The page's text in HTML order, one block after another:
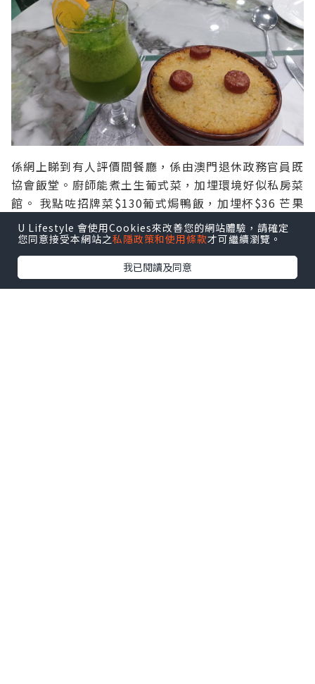
係網上睇到有人評價間餐廳，係由澳門退休政務官員既
協會飯堂。廚師能煮土生葡式菜，加埋環境好似私房菜
館。 我點咗招牌菜$130葡式焗鴨飯，加埋杯$36 芒果
特飲。總價$166。無服務費。全餐廳服務員都只會講英
文。間餐廳最後下單時間係晚上八時半。
U Lifestyle 會使用Cookies來改善您的網站體驗，請確定
您同意接受本網站之私隱政策和使用條款才可繼續瀏覽。
我已閱讀及同意